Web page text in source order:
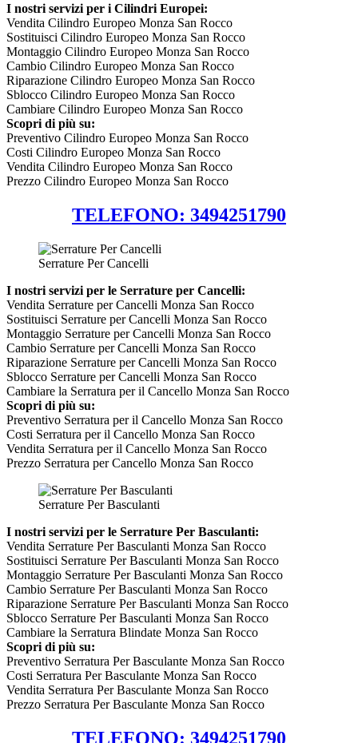
I nostri servizi per i Cilindri Europei:
Vendita Cilindro Europeo Monza San Rocco
Sostituisci Cilindro Europeo Monza San Rocco
Montaggio Cilindro Europeo Monza San Rocco
Cambio Cilindro Europeo Monza San Rocco
Riparazione Cilindro Europeo Monza San Rocco
Sblocco Cilindro Europeo Monza San Rocco
Cambiare Cilindro Europeo Monza San Rocco
Scopri di più su:
Preventivo Cilindro Europeo Monza San Rocco
Costi Cilindro Europeo Monza San Rocco
Vendita Cilindro Europeo Monza San Rocco
Prezzo Cilindro Europeo Monza San Rocco
TELEFONO: 3494251790
Serrature Per Cancelli
I nostri servizi per le Serrature per Cancelli:
Vendita Serrature per Cancelli Monza San Rocco
Sostituisci Serrature per Cancelli Monza San Rocco
Montaggio Serrature per Cancelli Monza San Rocco
Cambio Serrature per Cancelli Monza San Rocco
Riparazione Serrature per Cancelli Monza San Rocco
Sblocco Serrature per Cancelli Monza San Rocco
Cambiare la Serratura per il Cancello Monza San Rocco
Scopri di più su:
Preventivo Serratura per il Cancello Monza San Rocco
Costi Serratura per il Cancello Monza San Rocco
Vendita Serratura per il Cancello Monza San Rocco
Prezzo Serratura per Cancello Monza San Rocco
Serrature Per Basculanti
I nostri servizi per le Serrature Per Basculanti:
Vendita Serrature Per Basculanti Monza San Rocco
Sostituisci Serrature Per Basculanti Monza San Rocco
Montaggio Serrature Per Basculanti Monza San Rocco
Cambio Serrature Per Basculanti Monza San Rocco
Riparazione Serrature Per Basculanti Monza San Rocco
Sblocco Serrature Per Basculanti Monza San Rocco
Cambiare la Serratura Blindate Monza San Rocco
Scopri di più su:
Preventivo Serratura Per Basculante Monza San Rocco
Costi Serratura Per Basculante Monza San Rocco
Vendita Serratura Per Basculante Monza San Rocco
Prezzo Serratura Per Basculante Monza San Rocco
TELEFONO: 3494251790